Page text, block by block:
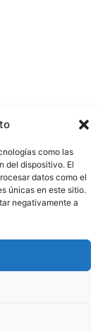
como las
del dispositivo. El
datos como el
únicas en este sitio.
negativamente a